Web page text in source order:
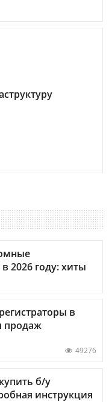
2026 году: хиты
в
продаж
49276
б/у
инструкция